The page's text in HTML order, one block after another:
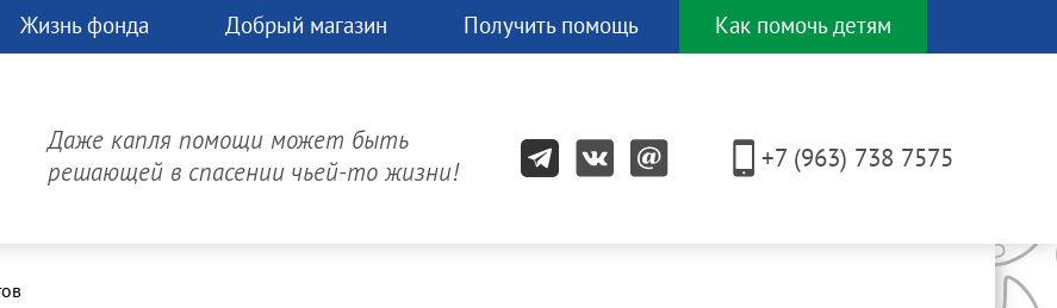
Жизнь фонда Добрый магазин Получить помощь Как помочь детям
ДЕСЯТКОМ
других
Даже капля помощи может быть
решающей в спасении чьей-то жизни!
+7 (963) 738 7575